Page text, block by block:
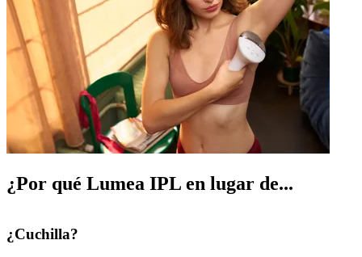
¿Por qué Lumea IPL en lugar de...
¿Cuchilla?